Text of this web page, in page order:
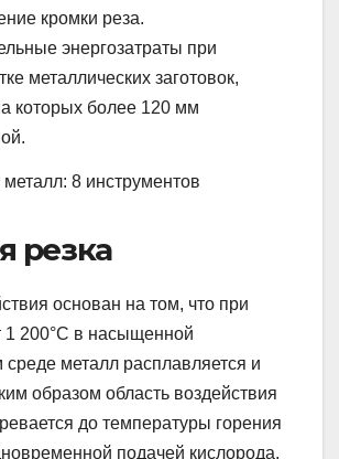
кромки реза.
энергозатраты при
металлических заготовок,
которых более 120 мм
резка
основан на том, что при
1 200°C в насыщенной
среде металл расплавляется и
образом область воздействия
до температуры горения
подачей кислорода.